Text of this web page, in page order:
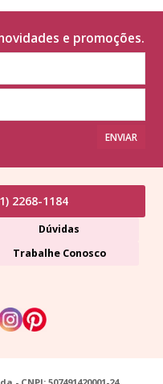
e promoções.
ENVIAR
2268-1184
Dúvidas
Trabalhe Conosco